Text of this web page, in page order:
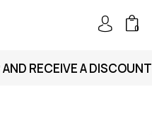
0
RECEIVE A DISCOUNT